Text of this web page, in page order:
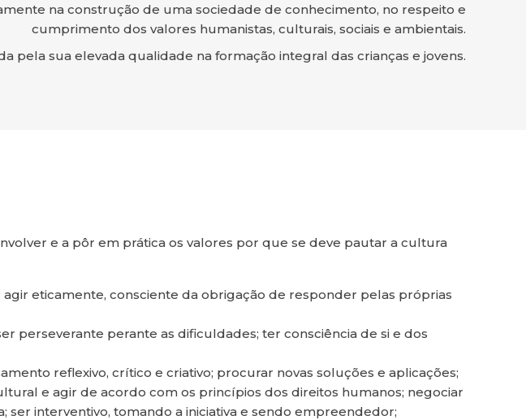
na construção de uma sociedade de conhecimento, no respeito e
cumprimento dos valores humanistas, culturais, sociais e ambientais.
pela sua elevada qualidade na formação integral das crianças e jovens.
e a pôr em prática os valores por que se deve pautar a cultura
agir eticamente, consciente da obrigação de responder pelas próprias
perseverante perante as dificuldades; ter consciência de si e dos
reflexivo, crítico e criativo; procurar novas soluções e aplicações;
e agir de acordo com os princípios dos direitos humanos; negociar
interventivo, tomando a iniciativa e sendo empreendedor;